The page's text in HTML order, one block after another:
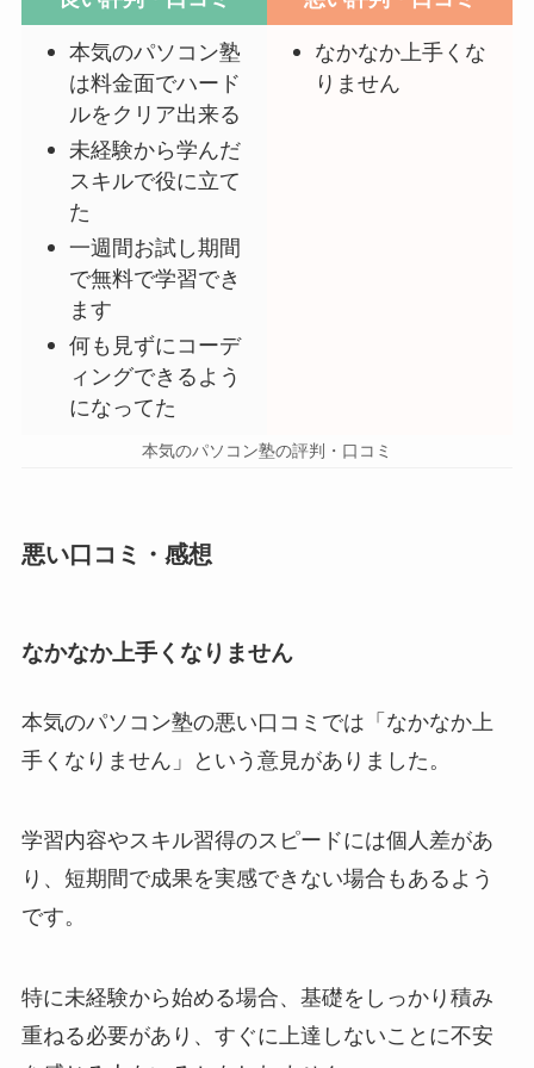
本気のパソコン塾
は料金面でハード
ルをクリア出来る
未経験から学んだ
スキルで役に立て
た
一週間お試し期間
で無料で学習でき
ます
何も見ずにコーデ
ィングできるよう
になってた
なかなか上手くな
りません
本気のパソコン塾の評判・口コミ
悪い口コミ・感想
なかなか上手くなりません
本気のパソコン塾の悪い口コミでは「なかなか上
手くなりません」という意見がありました。
学習内容やスキル習得のスピードには個人差があ
り、短期間で成果を実感できない場合もあるよう
です。
特に未経験から始める場合、基礎をしっかり積み
重ねる必要があり、すぐに上達しないことに不安